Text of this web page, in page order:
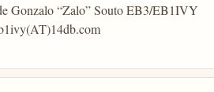
Gonzalo “Zalo” Souto EB3/EB1IVY